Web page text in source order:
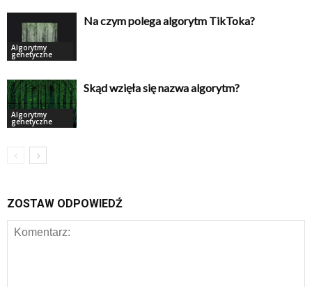
Algorytmy
genetyczne
Na czym polega algorytm TikToka?
Algorytmy
genetyczne
Skąd wzięła się nazwa algorytm?
ZOSTAW ODPOWIEDŹ